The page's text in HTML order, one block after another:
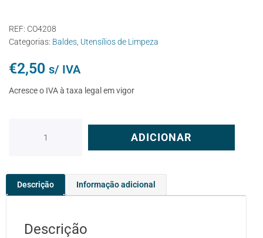
REF: CO4208
Categorias: Baldes Utensílios de Limpeza
€2,50 s/ IVA
Acresce o IVA à taxa legal em vigor
ADICIONAR
Descrição Informação adicional
Descrição